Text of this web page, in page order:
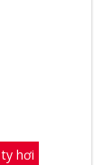
hơi